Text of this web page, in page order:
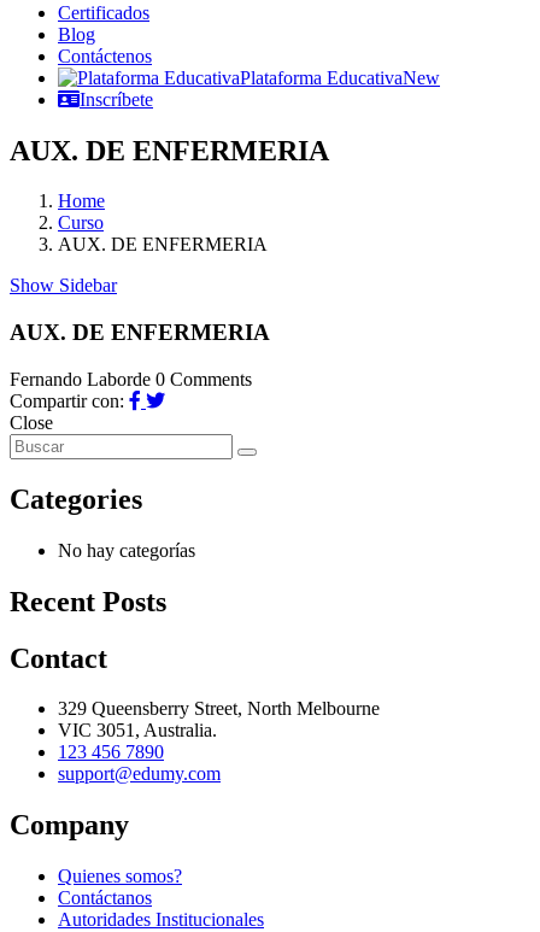
Certificados
Blog
Contáctenos
Plataforma EducativaNew
Inscríbete
AUX. DE ENFERMERIA
Home
Curso
AUX. DE ENFERMERIA
Show Sidebar
AUX. DE ENFERMERIA
Fernando Laborde 0 Comments
Compartir con:
Close
Categories
No hay categorías
Recent Posts
Contact
329 Queensberry Street, North Melbourne
VIC 3051, Australia.
123 456 7890
support@edumy.com
Company
Quienes somos?
Contáctanos
Autoridades Institucionales